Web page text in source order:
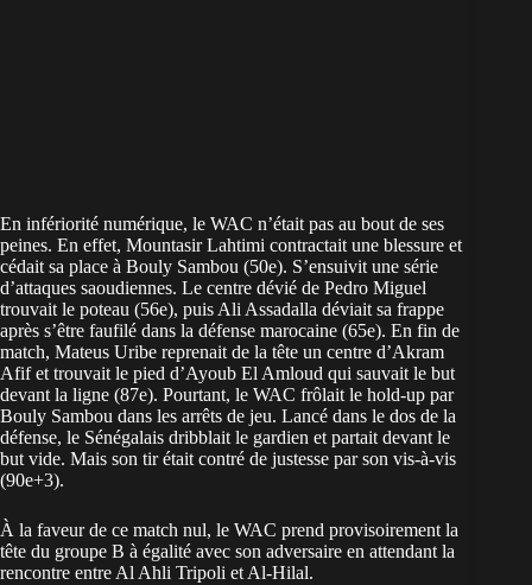
En infériorité numérique, le WAC n’était pas au bout de ses
peines. En effet, Mountasir Lahtimi contractait une blessure et
cédait sa place à Bouly Sambou (50e). S’ensuivit une série
d’attaques saoudiennes. Le centre dévié de Pedro Miguel
trouvait le poteau (56e), puis Ali Assadalla déviait sa frappe
après s’être faufilé dans la défense marocaine (65e). En fin de
match, Mateus Uribe reprenait de la tête un centre d’Akram
Afif et trouvait le pied d’Ayoub El Amloud qui sauvait le but
devant la ligne (87e). Pourtant, le WAC frôlait le hold-up par
Bouly Sambou dans les arrêts de jeu. Lancé dans le dos de la
défense, le Sénégalais dribblait le gardien et partait devant le
but vide. Mais son tir était contré de justesse par son vis-à-vis
(90e+3).
À la faveur de ce match nul, le WAC prend provisoirement la
tête du groupe B à égalité avec son adversaire en attendant la
rencontre entre Al Ahli Tripoli et Al-Hilal.